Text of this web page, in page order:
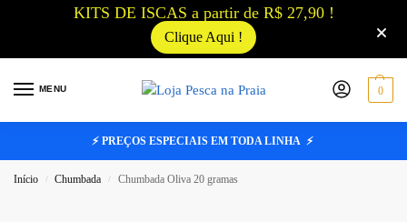
KITS DE ISCAS a partir de R$ 27,90 !
Clique Aqui !
MENU 0
⚡ PREÇOS ESPECIAIS EM TODA LINHA ⚡
Início / Chumbada / Chumbada Oliva 20 gramas